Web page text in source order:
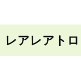
レアレアト